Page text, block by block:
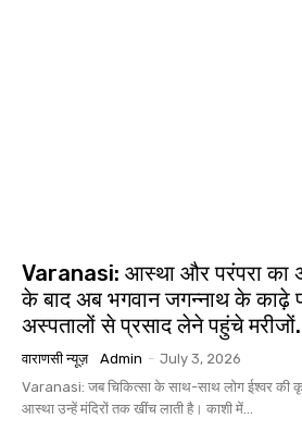
Varanasi: आस्था और परंपरा का
के बाद अब भगवान जगन्नाथ के काढ़े
अस्पतालों से प्रसाद लेने पहुंचे
वाराणसी न्यूज़ Admin - July 3, 2026
Varanasi: जब चिकित्सा के साथ-साथ लोग ईश्वर की
आस्था उन्हें मंदिरों तक खींच लाती है। काशी में...